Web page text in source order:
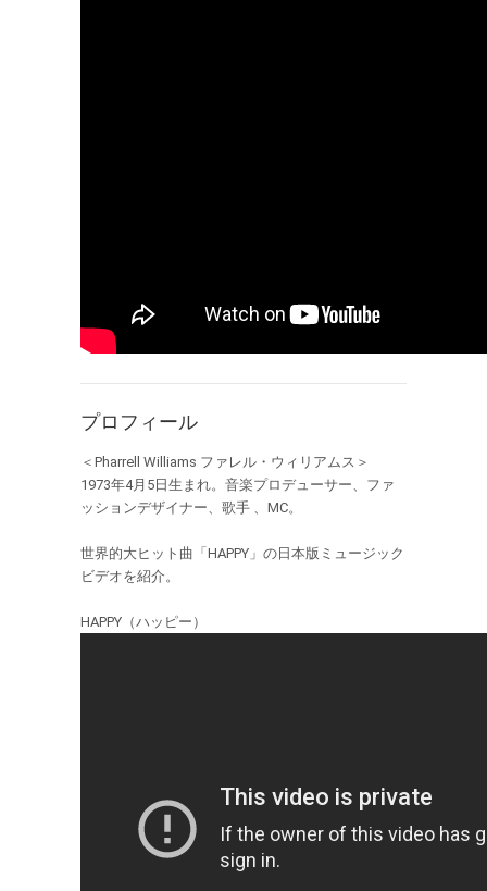
プロフィール
＜Pharrell Williams ファレル・ウィリアムス＞
1973年4月5日生まれ。音楽プロデューサー、ファ
ッションデザイナー、歌手 、MC。
世界的大ヒット曲「HAPPY」の日本版ミュージック
ビデオを紹介。
HAPPY（ハッピー）